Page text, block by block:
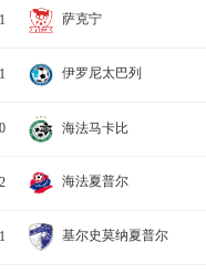
萨克宁
伊罗尼太巴列
海法马卡比
海法夏普尔
基尔史莫纳夏普尔